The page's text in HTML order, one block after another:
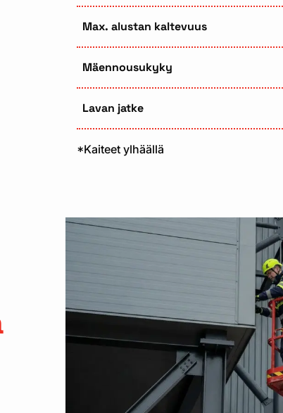
Max. alustan kaltevuus
Mäennousukyky
Lavan jatke
*Kaiteet ylhäällä